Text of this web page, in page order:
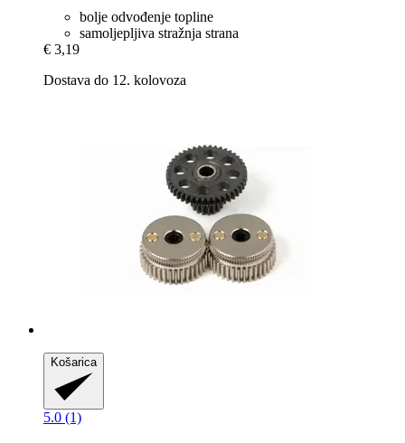
bolje odvođenje topline
samoljepljiva stražnja strana
€ 3,19
Dostava do 12. kolovoza
Košarica
5.0 (1)